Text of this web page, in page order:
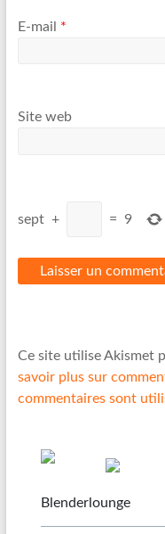
E-mail *
Site web
sept + = 9
Ce site utilise Akismet
savoir plus sur
commentaires sont
Blenderlounge